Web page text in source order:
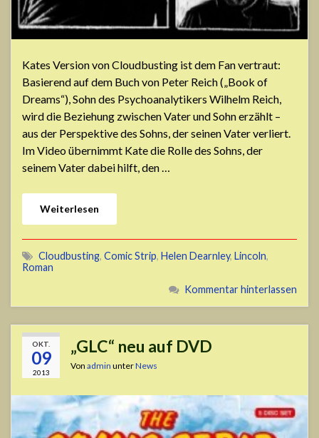
Kates Version von Cloudbusting ist dem Fan vertraut:
Basierend auf dem Buch von Peter Reich („Book of
Dreams“), Sohn des Psychoanalytikers Wilhelm Reich,
wird die Beziehung zwischen Vater und Sohn erzählt –
aus der Perspektive des Sohns, der seinen Vater verliert.
Im Video übernimmt Kate die Rolle des Sohns, der
seinem Vater dabei hilft, den …
Weiterlesen
Cloudbusting, Comic Strip, Helen Dearnley, Lincoln,
Roman
Kommentar hinterlassen
OKT.
09
2013
„GLC“ neu auf DVD
Von admin unterNews